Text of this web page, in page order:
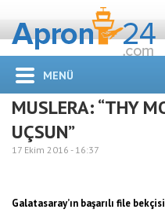
MENÜ
MUSLERA: “THY
UÇSUN”
17 Ekim 2016 - 16:37
Galatasaray’ın başarılı file